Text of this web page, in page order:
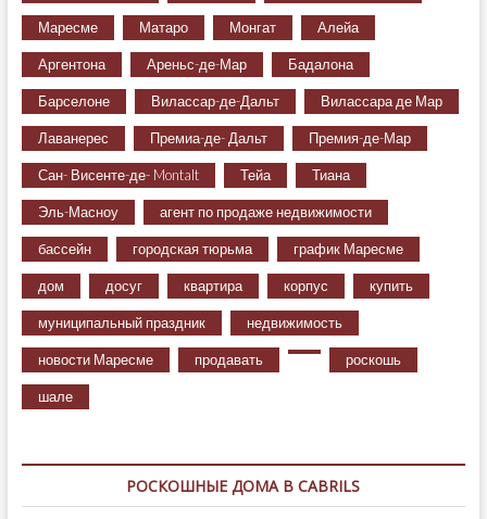
Маресме Матаро Монгат Алейа
Аргентона Ареньс-де-Мар Бадалона
Барселоне Вилассар-де-Дальт Вилассара де Мар
Лаванерес Премиа-де- Дальт Премия-де-Мар
Сан- Висенте-де- Montalt Тейа Тиана
Эль-Масноу агент по продаже недвижимости
бассейн городская тюрьма график Маресме
дом досуг квартира корпус купить
муниципальный праздник недвижимость
новости Маресме продавать роскошь
шале
РОСКОШНЫЕ ДОМА В CABRILS